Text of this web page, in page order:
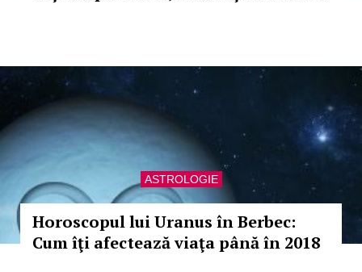
ASTROLOGIE
Horoscopul lui Uranus în Berbec:
Cum îţi afectează viaţa până în 2018